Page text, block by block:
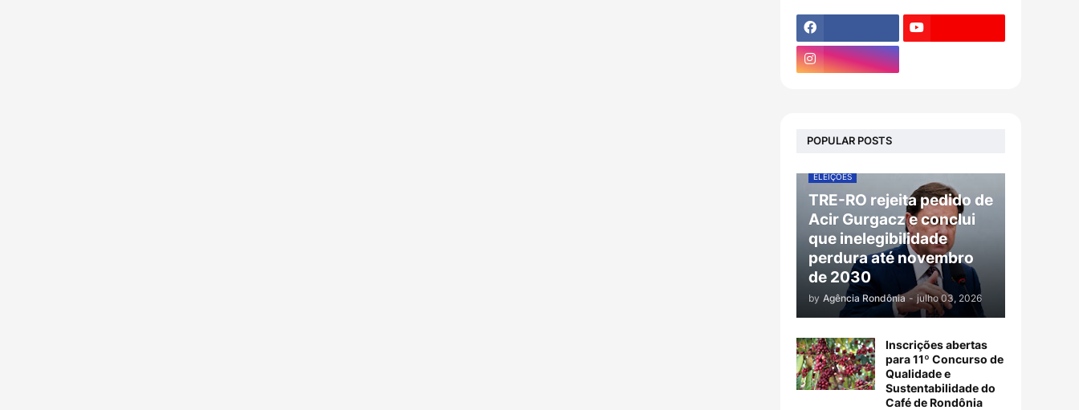
POPULAR POSTS
ELEIÇÕES
TRE-RO rejeita pedido de
Acir Gurgacz e conclui
que inelegibilidade
perdura até novembro
de 2030
by Agência Rondônia - julho 03, 2026
Inscrições abertas
para 11º Concurso de
Qualidade e
Sustentabilidade do
Café de Rondônia